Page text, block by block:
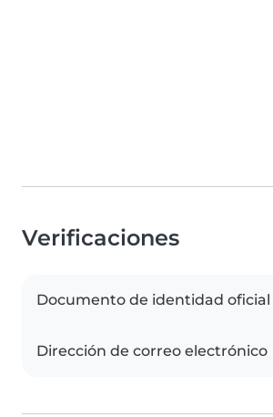
Verificaciones
Documento de identidad oficial
Dirección de correo electrónico